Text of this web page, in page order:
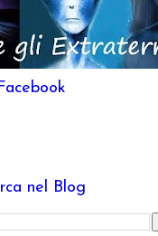
Facebook
nel Blog